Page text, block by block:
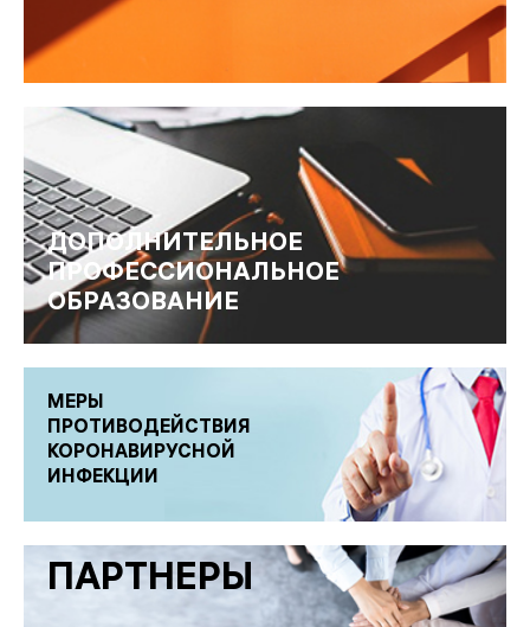
ДОПОЛНИТЕЛЬНОЕ
ПРОФЕССИОНАЛЬНОЕ
ОБРАЗОВАНИЕ
МЕРЫ
ПРОТИВОДЕЙСТВИЯ
КОРОНАВИРУСНОЙ
ИНФЕКЦИИ
ПАРТНЕРЫ